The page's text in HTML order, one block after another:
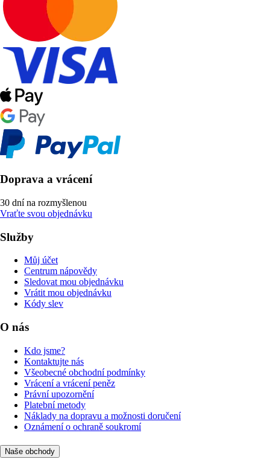
Doprava a vrácení
30 dní na rozmyšlenou
Vraťte svou objednávku
Služby
Můj účet
Centrum nápovědy
Sledovat mou objednávku
Vrátit mou objednávku
Kódy slev
O nás
Kdo jsme?
Kontaktujte nás
Všeobecné obchodní podmínky
Vrácení a vrácení peněz
Právní upozornění
Platební metody
Náklady na dopravu a možnosti doručení
Oznámení o ochraně soukromí
Naše obchody